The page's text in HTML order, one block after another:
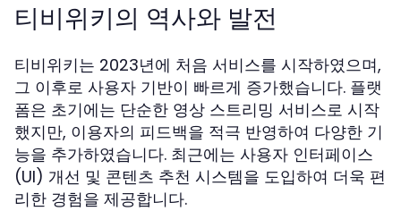
티비위키의 역사와 발전
티비위키는 2023년에 처음 서비스를 시작하였으며,
그 이후로 사용자 기반이 빠르게 증가했습니다. 플랫
폼은 초기에는 단순한 영상 스트리밍 서비스로 시작
했지만, 이용자의 피드백을 적극 반영하여 다양한 기
능을 추가하였습니다. 최근에는 사용자 인터페이스
(UI) 개선 및 콘텐츠 추천 시스템을 도입하여 더욱 편
리한 경험을 제공합니다.